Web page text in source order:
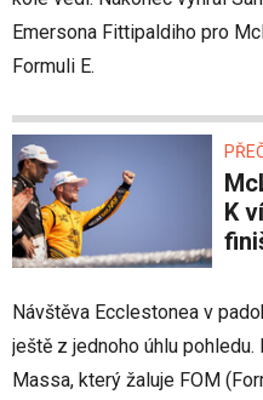
Emersona Fittipaldiho pro
Formuli E.
McLaren slaví první triumf.
K
Návštěva Ecclestonea v
ještě z jednoho úhlu
Massa, který žaluje FOM